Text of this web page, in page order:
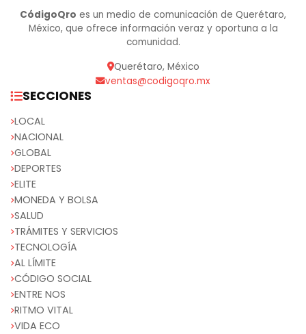
CódigoQro es un medio de comunicación de Querétaro,
México, que ofrece información veraz y oportuna a la
comunidad.
Querétaro, México
ventas@codigoqro.mx
SECCIONES
LOCAL
NACIONAL
GLOBAL
DEPORTES
ELITE
MONEDA Y BOLSA
SALUD
TRÁMITES Y SERVICIOS
TECNOLOGÍA
AL LÍMITE
CÓDIGO SOCIAL
ENTRE NOS
RITMO VITAL
VIDA ECO